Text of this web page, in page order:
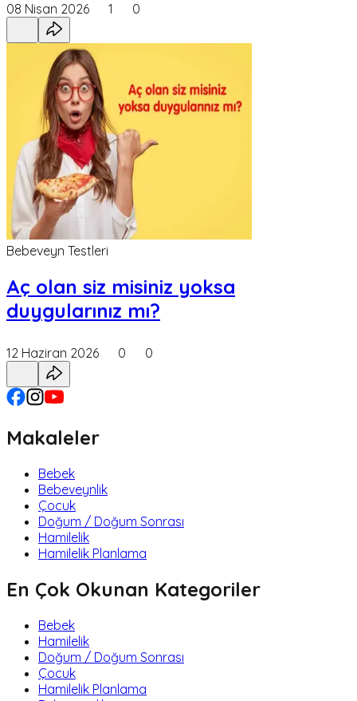
08 Nisan 2026 1 0
Bebeveyn Testleri
Aç olan siz misiniz yoksa
duygularınız mı?
12 Haziran 2026 0 0
Makaleler
Bebek
Bebeveynlik
Çocuk
Doğum / Doğum Sonrası
Hamilelik
Hamilelik Planlama
En Çok Okunan Kategoriler
Bebek
Hamilelik
Doğum / Doğum Sonrası
Çocuk
Hamilelik Planlama